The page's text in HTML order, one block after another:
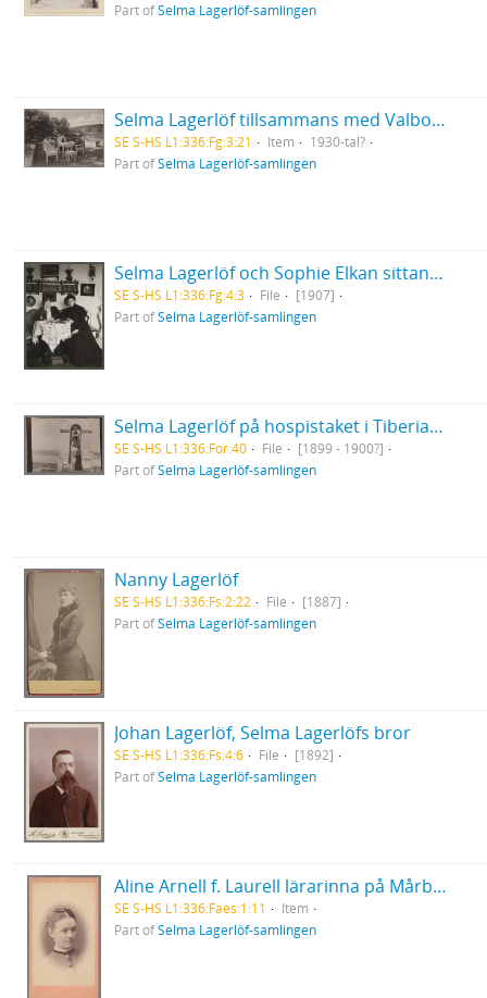
Part ofSelma Lagerlöf-samlingen
Selma Lagerlöf tillsammans med Valborg Olander och Ellen Lundgren i trädgården på Mårbacka
SE S-HS L1:336:Fg:3:21 Item
1930-tal?
Part ofSelma Lagerlöf-samlingen
Selma Lagerlöf och Sophie Elkan sittande vid litet runt bord
SE S-HS L1:336:Fg:4:3 File
[1907]
Part ofSelma Lagerlöf-samlingen
Selma Lagerlöf på hospistaket i Tiberias under sin Orientresa
SE S-HS L1:336:For:40 File
[1899 - 1900?]
Part ofSelma Lagerlöf-samlingen
Nanny Lagerlöf
SE S-HS L1:336:Fs:2:22 File
[1887]
Part ofSelma Lagerlöf-samlingen
Johan Lagerlöf, Selma Lagerlöfs bror
SE S-HS L1:336:Fs:4:6 File
[1892]
Part ofSelma Lagerlöf-samlingen
Aline Arnell f. Laurell lärarinna på Mårbacka
SE S-HS L1:336:Faes:1:11
Item
Part ofSelma Lagerlöf-samlingen